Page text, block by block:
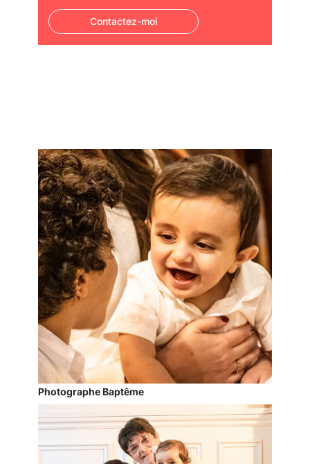
Contactez-moi
Photographe Baptême